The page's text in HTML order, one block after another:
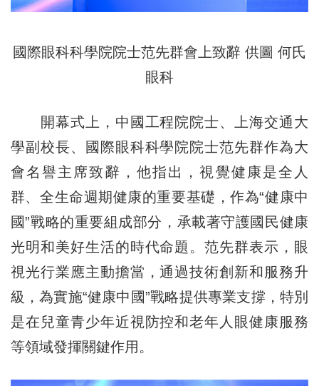
國際眼科科學院院士范先群會上致辭 供圖 何氏
眼科
開幕式上，中國工程院院士、上海交通大
學副校長、國際眼科科學院院士范先群作為大
會名譽主席致辭，他指出，視覺健康是全人
群、全生命週期健康的重要基礎，作為“健康中
國”戰略的重要組成部分，承載著守護國民健康
光明和美好生活的時代命題。范先群表示，眼
視光行業應主動擔當，通過技術創新和服務升
級，為實施“健康中國”戰略提供專業支撐，特別
是在兒童青少年近視防控和老年人眼健康服務
等領域發揮關鍵作用。